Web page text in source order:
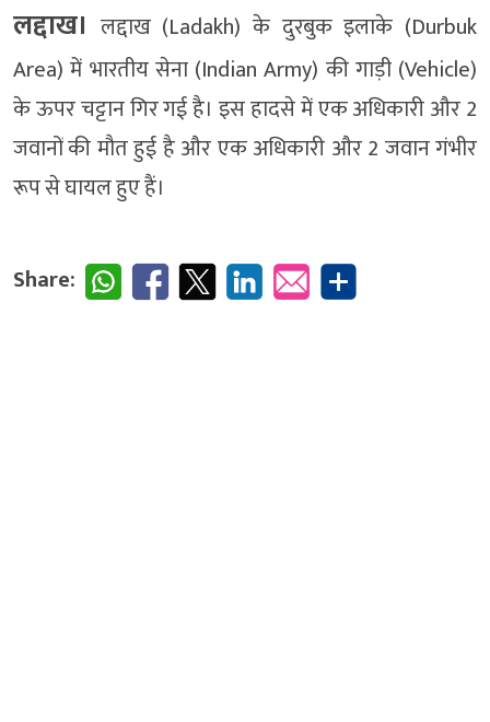
लद्दाख। लद्दाख (Ladakh) के दुरबुक इलाके (Durbuk
Area) में भारतीय सेना (Indian Army) की गाड़ी (Vehicle)
के ऊपर चट्टान गिर गई है। इस हादसे में एक अधिकारी और 2
जवानों की मौत हुई है और एक अधिकारी और 2 जवान गंभीर
रूप से घायल हुए हैं।
Share: